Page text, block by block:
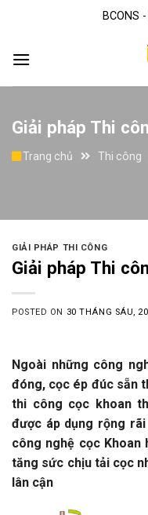
BCONS
Giải pháp Thi
Trang chủ Thi công
GIẢI PHÁP THI CÔNG
Giải pháp Thi
POSTED ON 30 THÁNG SÁU,
Ngoài những công
đóng, cọc ép đúc sẵn
thi công cọc khoan
được áp dụng rộng
công nghệ cọc Khoan
tăng sức chịu tải cọc
lân cận